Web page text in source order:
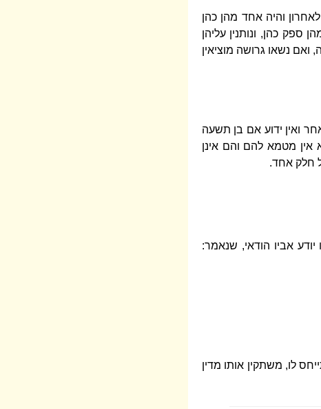
והיה אחד מהן כהן
ספק כהן, ונותנין עליהן
ואם נשאו גרושה מוציאין
ואין ידוע אם בן תשעה
אין מטמא להם והם אינן
חלק אחד.
יודע אביו הודאי, שנאמר:
לו, משתקין אותו מדין